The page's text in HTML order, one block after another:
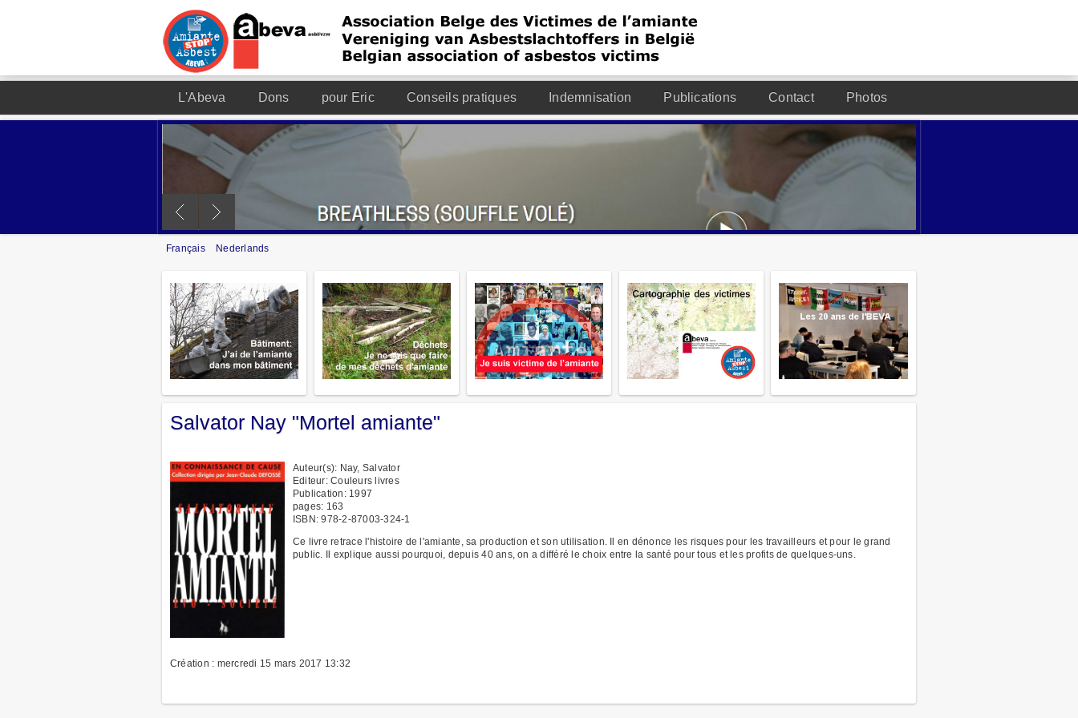
L'Abeva Dons pour Eric Conseils pratiques Indemnisation Publications Contact Photos
Français Nederlands
Salvator Nay "Mortel amiante"
Auteur(s): Nay, Salvator
Editeur: Couleurs livres
Publication: 1997
pages: 163
ISBN: 978-2-87003-324-1
Ce livre retrace l'histoire de l'amiante, sa production et son utilisation. Il en dénonce les risques pour les travailleurs et pour le grand
public. Il explique aussi pourquoi, depuis 40 ans, on a différé le choix entre la santé pour tous et les profits de quelques-uns.
Création : mercredi 15 mars 2017 13:32